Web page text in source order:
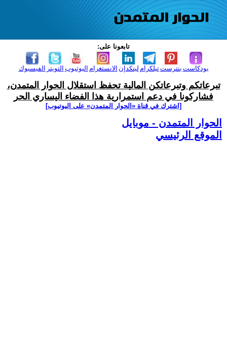
تابعونا على:
الفيسبوك التويتر اليوتيوب الانستغرام لينكدإن تيلكرامبنترست بودكاست
تبرعاتكم وتبرعاتكن المالية تحفظ استقلال الحوار المتمدن،
فشاركونا في دعم استمرارية هذا الفضاء اليساري الحر
[اشترك في قناة ‫«الحوار المتمدن» على اليوتيوب]
الحوار المتمدن - موبايل
الموقع الرئيسي